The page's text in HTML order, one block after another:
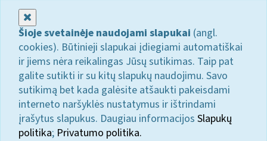
Šioje svetainėje naudojami slapukai (angl.
cookies). Būtinieji slapukai įdiegiami automatiškai
ir jiems nėra reikalingas Jūsų sutikimas. Taip pat
galite sutikti ir su kitų slapukų naudojimu. Savo
sutikimą bet kada galėsite atšaukti pakeisdami
interneto naršyklės nustatymus ir ištrindami
įrašytus slapukus. Daugiau informacijos Slapukų
politika; Privatumo politika.